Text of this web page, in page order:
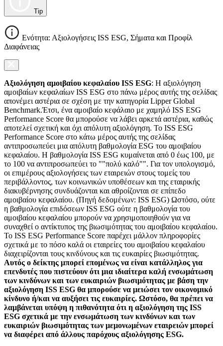
Tip
Ενότητα: Αξιολογήσεις ISS ESG, Σήματα και Προφίλ
Διαφάνειας
Αξιολόγηση αμοιβαίου κεφαλαίου ISS ESG: Η αξιολόγηση
αμοιβαίων κεφαλαίων ISS ESG στο πάνω μέρος αυτής της σελίδας
απονέμει αστέρια σε σχέση με την κατηγορία Lipper Global
Benchmark.Έτσι, ένα αμοιβαίο κεφάλαιο με χαμηλό ISS ESG
Performance Score θα μπορούσε να λάβει αρκετά αστέρια, καθώς
αποτελεί σχετική και όχι απόλυτη αξιολόγηση. Το ISS ESG
Performance Score στο κάτω μέρος αυτής της σελίδας
αντιπροσωπεύει μια απόλυτη βαθμολογία ESG του αμοιβαίου
κεφαλαίου. Η βαθμολογία ISS ESG κυμαίνεται από 0 έως 100, με
το 100 να αντιπροσωπεύει το ""πολύ καλό"". Για τον υπολογισμό,
οι επιμέρους αξιολογήσεις των εταιρειών στους τομείς του
περιβάλλοντος, των κοινωνικών υποθέσεων και της εταιρικής
διακυβέρνησης συνδυάζονται και αθροίζονται σε επίπεδο
αμοιβαίου κεφαλαίου. (Πηγή δεδομένων: ISS ESG) Ωστόσο, ούτε
η βαθμολογία επιδόσεων ISS ESG ούτε η βαθμολογία του
αμοιβαίου κεφαλαίου μπορούν να χρησιμοποιηθούν για να
συναχθεί ο αντίκτυπος της βιωσιμότητας του αμοιβαίου κεφαλαίου.
Το ISS ESG Performance Score παρέχει μάλλον πληροφορίες
σχετικά με το πόσο καλά οι εταιρείες του αμοιβαίου κεφαλαίου
διαχειρίζονται τους κινδύνους και τις ευκαιρίες βιωσιμότητας.
Αυτός ο δείκτης μπορεί επομένως να είναι κατάλληλος για
επενδυτές που πιστεύουν ότι μια ιδιαίτερα καλή ενσωμάτωση
των κινδύνων και των ευκαιριών βιωσιμότητας με βάση την
αξιολόγηση ISS ESG θα μπορούσε να μειώσει τον οικονομικό
κίνδυνο ή/και να αυξήσει τις ευκαιρίες. Ωστόσο, θα πρέπει να
λαμβάνεται υπόψη η πιθανότητα ότι η αξιολόγηση της ISS
ESG σχετικά με την ενσωμάτωση των κινδύνων και των
ευκαιριών βιωσιμότητας των μεμονωμένων εταιρειών μπορεί
να διαφέρει από άλλους παρόχους αξιολόγησης ESG.